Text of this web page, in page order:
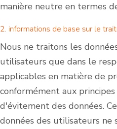
manière neutre en termes
2. informations de base sur le
Nous ne traitons les
utilisateurs que dans le
applicables en matière de
conformément aux
d'évitement des données.
données des utilisateurs